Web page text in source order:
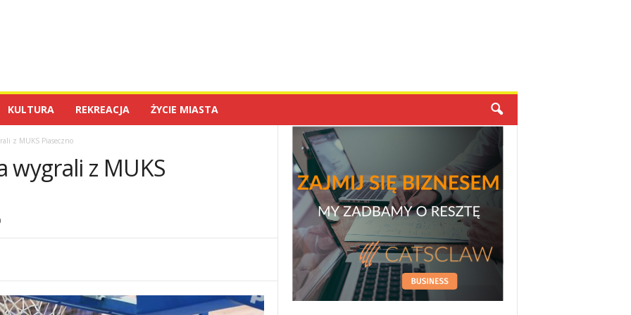
KULTURA REKREACJA ŻYCIE MIASTA
z MUKS Piaseczno
wygrali z MUKS